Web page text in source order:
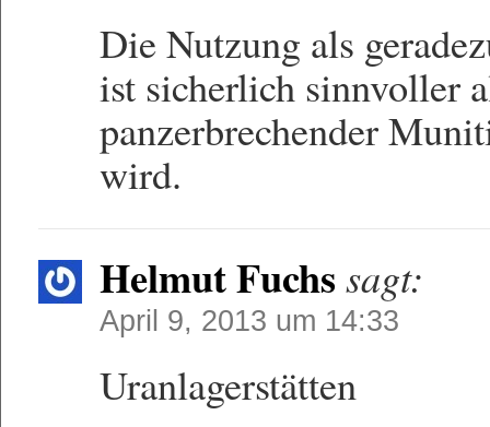
Die Nutzung als
ist sicherlich sinnvoller
panzerbrechender
wird.
Helmut Fuchs sagt:
April 9, 2013 um 14:33
Uranlagerstätten